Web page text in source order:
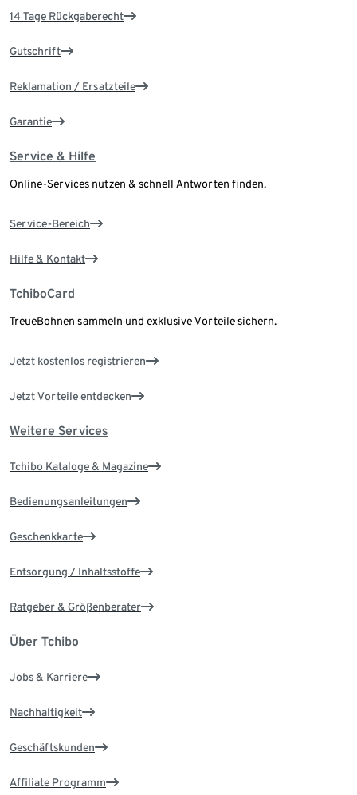
14 Tage Rückgaberecht
Gutschrift
Reklamation / Ersatzteile
Garantie
Service & Hilfe
Online-Services nutzen & schnell Antworten finden.
Service-Bereich
Hilfe & Kontakt
TchiboCard
TreueBohnen sammeln und exklusive Vorteile sichern.
Jetzt kostenlos registrieren
Jetzt Vorteile entdecken
Weitere Services
Tchibo Kataloge & Magazine
Bedienungsanleitungen
Geschenkkarte
Entsorgung / Inhaltsstoffe
Ratgeber & Größenberater
Über Tchibo
Jobs & Karriere
Nachhaltigkeit
Geschäftskunden
Affiliate Programm